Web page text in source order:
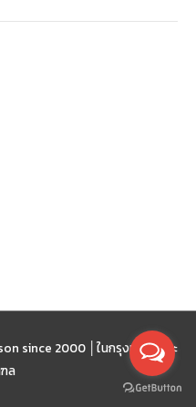
since 2000 │ ในกรุงเทพฯ และ
ล